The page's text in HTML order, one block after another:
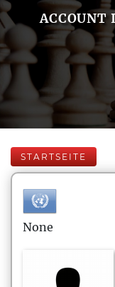
ACCOUNT
STARTSEITE
None